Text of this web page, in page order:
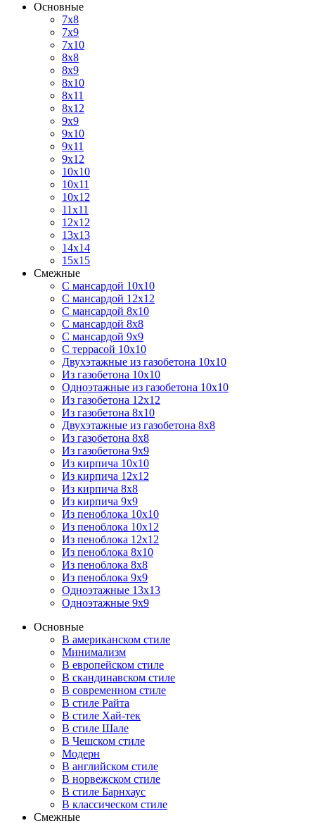
Основные
7х8
7х9
7х10
8х8
8х9
8х10
8х11
8х12
9х9
9х10
9х11
9х12
10х10
10х11
10х12
11х11
12х12
13х13
14х14
15х15
Смежные
С мансардой 10х10
С мансардой 12х12
С мансардой 8х10
С мансардой 8х8
С мансардой 9х9
С террасой 10х10
Двухэтажные из газобетона 10х10
Из газобетона 10х10
Одноэтажные из газобетона 10х10
Из газобетона 12х12
Из газобетона 8х10
Двухэтажные из газобетона 8х8
Из газобетона 8х8
Из газобетона 9х9
Из кирпича 10х10
Из кирпича 12х12
Из кирпича 8х8
Из кирпича 9х9
Из пеноблока 10х10
Из пеноблока 10х12
Из пеноблока 12х12
Из пеноблока 8х10
Из пеноблока 8х8
Из пеноблока 9х9
Одноэтажные 13х13
Одноэтажные 9х9
Основные
В американском стиле
Минимализм
В европейском стиле
В скандинавском стиле
В современном стиле
В стиле Райта
В стиле Хай-тек
В стиле Шале
В Чешском стиле
Модерн
В английском стиле
В норвежском стиле
В стиле Барнхаус
В классическом стиле
Смежные